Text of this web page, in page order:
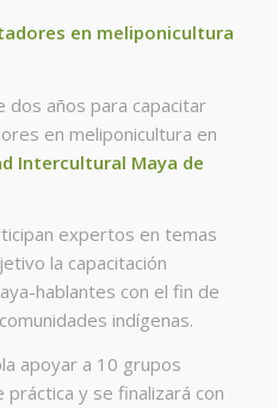
en meliponicultura
dos años para capacitar
en meliponicultura en
Intercultural Maya de
expertos en temas
la capacitación
hablantes con el fin de
indígenas.
apoyar a 10 grupos
y se finalizará con